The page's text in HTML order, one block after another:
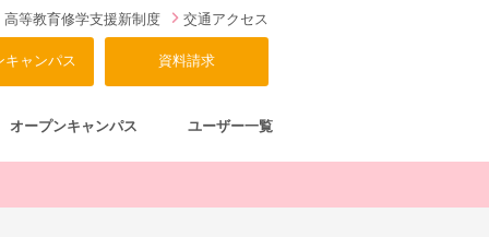
高等教育修学支援新制度 交通アクセス
キャンパス 資料請求
オープンキャンパス ユーザー一覧